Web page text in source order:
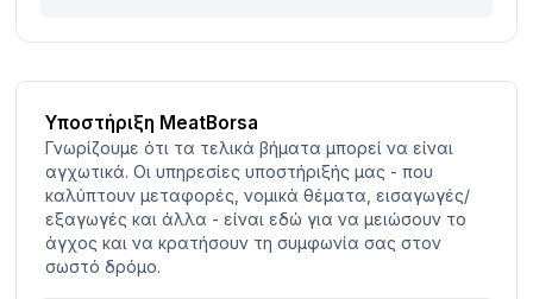
Υποστήριξη MeatBorsa
Γνωρίζουμε ότι τα τελικά βήματα μπορεί να είναι
αγχωτικά. Οι υπηρεσίες υποστήριξής μας - που
καλύπτουν μεταφορές, νομικά θέματα, εισαγωγές/
εξαγωγές και άλλα - είναι εδώ για να μειώσουν το
άγχος και να κρατήσουν τη συμφωνία σας στον
σωστό δρόμο.